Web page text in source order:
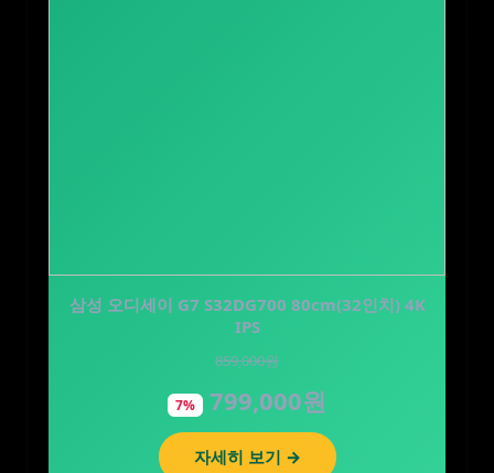
[네이버단독] 락피도 프로바이오틱스 키즈 면역
플러스 유산균 아연 비타…
40,000원
60% 15,900원
자세히 보기 →
삼성 오디세이 G7 S32DG700 80cm(32인치) 4K
IPS
859,000원
7% 799,000원
자세히 보기 →